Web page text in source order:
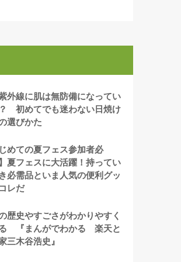
外線に肌は無防備になってい
初めてでも迷わない日焼け
選びかた
じめての夏フェス参加者必
夏フェスに大活躍！持ってい
必需品といま人気の便利グッ
レだ
歴史やすごさがわかりやすく
『まんがでわかる 楽天と
三木谷浩史』